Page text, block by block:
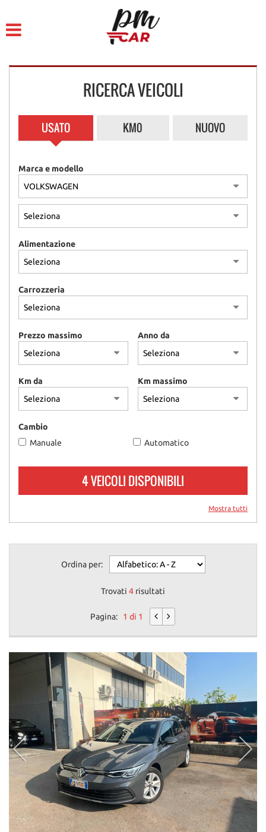
ASSISTENZA
RICERCA VEICOLI
USATO KM0 NUOVO
Marca e modello
Alimentazione
Carrozzeria
Prezzo massimo Anno da
Km da Km massimo
Cambio
Manuale
Automatico
4 VEICOLI DISPONIBILI
Mostra tutti
Ordina per:
Trovati 4 risultati
Pagina: 1 di 1